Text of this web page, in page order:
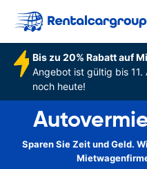
Bis zu 20% Rabatt auf
Angebot ist gültig bis
noch heute!
Sparen Sie Zeit und Geld.